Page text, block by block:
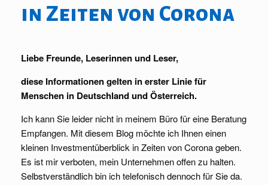
in Zeiten von Corona
Liebe Freunde, Leserinnen und Leser,
diese Informationen gelten in erster Linie für
Menschen in Deutschland und Österreich.
Ich kann Sie leider nicht in meinem Büro für eine Beratung
Empfangen. Mit diesem Blog möchte ich Ihnen einen
kleinen Investmentüberblick in Zeiten von Corona geben.
Es ist mir verboten, mein Unternehmen offen zu halten.
Selbstverständlich bin ich telefonisch dennoch für Sie da.